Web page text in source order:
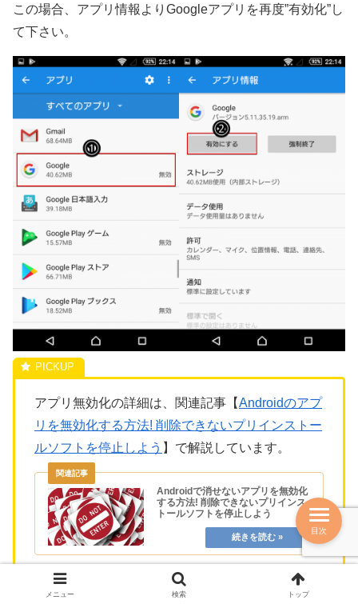
この場合、アプリ情報よりGoogleアプリを再度”有効化”し
て下さい。
アプリ無効化の詳細は、関連記事【Androidのアプ
リを無効化する方法! 削除できないプリインストー
ルソフトを停止しよう 】で解説しています。
Androidで消せないアプリを無効化
する方法! 削除できないプリインス
トールソフトを停止しよう
メニュー 検索 トップ
目次